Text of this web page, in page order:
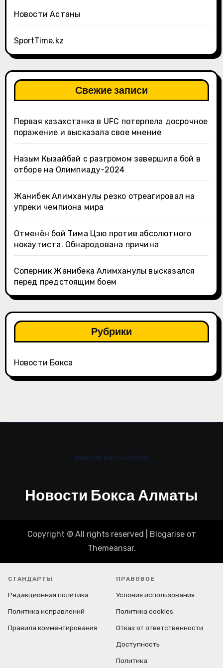
Новости Астаны
SportTime.kz
Свежие записи
Первая казахстанка в UFC потерпела досрочное
поражение и высказала свое мнение
Назым Кызайбай с разгромом завершила бой в
отборе на Олимпиаду-2024
Жанибек Алимханулы резко отреагировал на
упреки чемпиона мира
Отменён бой Тима Цзю против абсолютного
нокаутиста. Обнародована причина
Соперник Жанибека Алимханулы высказался
перед предстоящим боем
Рубрики
Новости Бокса
Новости Бокса Алматы
Copyright © All rights reserved Blogariseот
Themeansar.
СТАНДАРТЫ
Редакционная политика
Политика исправлений
Правила комментирования
ПРАВОВОЕ
Условия использования
Политика cookies
Отказ от ответственности
Доступность
Политика